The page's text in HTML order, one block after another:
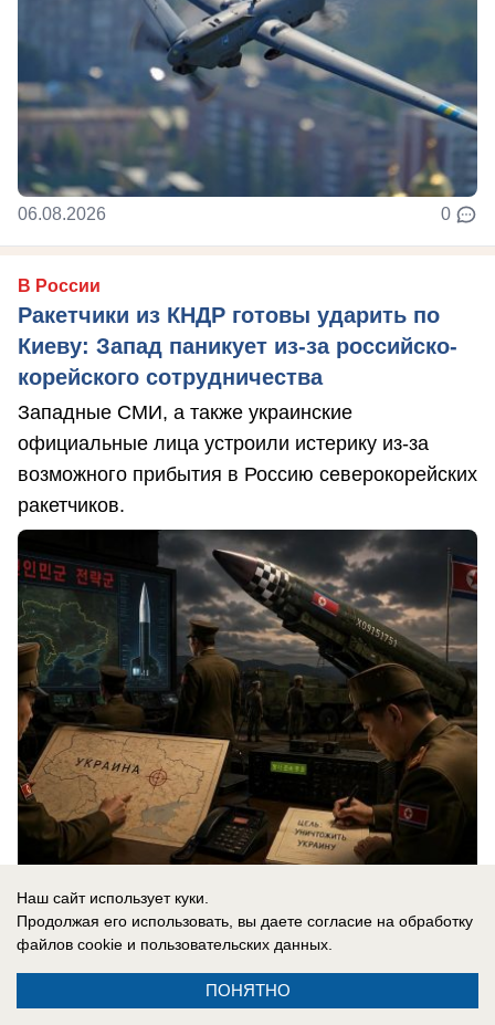
06.08.2026 0
В России
Ракетчики из КНДР готовы ударить по
Киеву: Запад паникует из-за российско-
корейского сотрудничества
Западные СМИ, а также украинские
официальные лица устроили истерику из-за
возможного прибытия в Россию северокорейских
ракетчиков.
06.08.2026
«Важно похоронить его»: спасет ли
Наш сайт использует куки.
Продолжая его использовать, вы даете согласие на обработку
файлов cookie и пользовательских данных.
ПОНЯТНО